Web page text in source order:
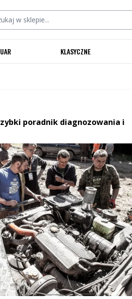
w sklepie...
KLASYCZNE
poradnik diagnozowania i